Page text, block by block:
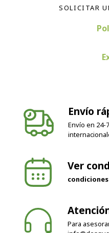
SOLICITAR
Envío
Envío en 24-
Ver
Para